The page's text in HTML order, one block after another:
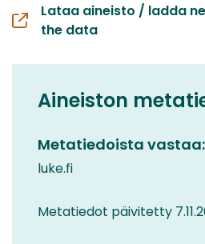
Lataa aineisto / ladda
the data
Aineiston
Metatiedoista vastaa:
luke.fi
Metatiedot päivitetty